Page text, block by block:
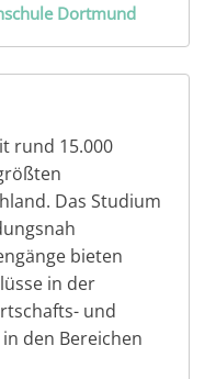
Dortmund
rund 15.000
Das Studium
bieten
in der
und
den Bereichen